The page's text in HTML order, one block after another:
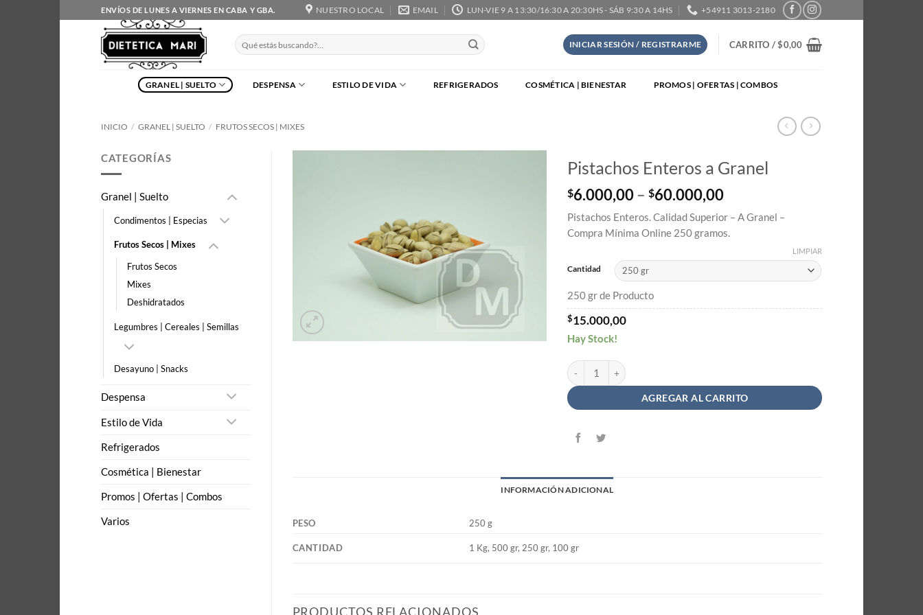
al
contenido
ENVÍOS DE LUNES A VIERNES EN CABA Y GBA. NUESTRO LOCAL EMAIL LUN-VIE 9 A 13:30/16:30 A 20:30HS - SÁB 9:30 A 14HS +54911 3013-2180
Buscar
por:
INICIAR SESIÓN / REGISTRARME CARRITO /$0,00
GRANEL | SUELTO DESPENSA ESTILO DE VIDA REFRIGERADOS COSMÉTICA | BIENESTAR PROMOS | OFERTAS | COMBOS
INICIO / GRANEL | SUELTO / FRUTOS SECOS | MIXES
CATEGORÍAS
Granel | Suelto
Condimentos | Especias
Frutos Secos | Mixes
Frutos Secos
Mixes
Deshidratados
Legumbres | Cereales | Semillas
Desayuno | Snacks
Despensa
Estilo de Vida
Refrigerados
Cosmética | Bienestar
Promos | Ofertas | Combos
Varios
Pistachos Enteros a Granel
$6.000,00– $60.000,00Price
$6.000,00
through
$60.000,00
Pistachos Enteros. Calidad Superior – A Granel –
Compra Mínima Online 250 gramos.
Cantidad
LIMPIAR
250 gr de Producto
$15.000,00
Hay Stock!
Pistachos Enteros a Granel cantidad
AGREGAR AL CARRITO
INFORMACIÓN ADICIONAL
PESO 250 g
CANTIDAD 1 Kg, 500 gr, 250 gr, 100 gr
PRODUCTOS RELACIONADOS